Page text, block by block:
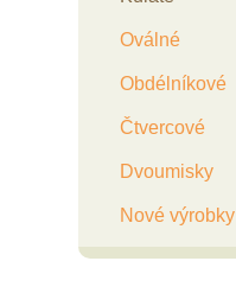
Oválné
Obdélníkové
Čtvercové
Dvoumisky
Nové výrobky